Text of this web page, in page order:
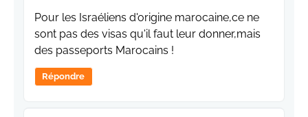
Pour les Israéliens d'origine marocaine,ce ne
sont pas des visas qu'il faut leur donner,mais
des passeports Marocains !
Répondre